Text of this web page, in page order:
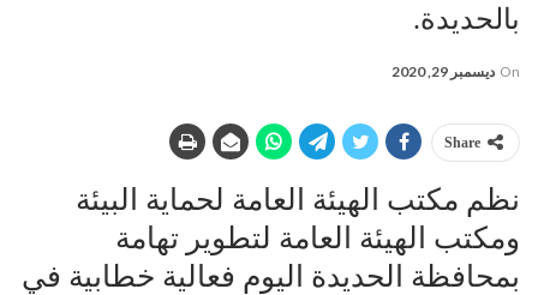
بالحديدة.
On ديسمبر 29, 2020
Share
نظم مكتب الهيئة العامة لحماية البيئة
ومكتب الهيئة العامة لتطوير تهامة
بمحافظة الحديدة اليوم فعالية خطابية في